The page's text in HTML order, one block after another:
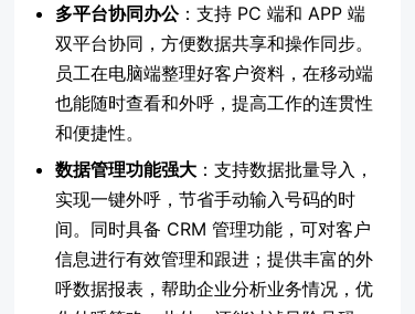
多平台协同办公：支持 PC 端和 APP 端
双平台协同，方便数据共享和操作同步。
员工在电脑端整理好客户资料，在移动端
也能随时查看和外呼，提高工作的连贯性
和便捷性。
数据管理功能强大 ：支持数据批量导入，
实现一键外呼，节省手动输入号码的时
间。同时具备 CRM 管理功能，可对客户
信息进行有效管理和跟进；提供丰富的外
呼数据报表，帮助企业分析业务情况，优